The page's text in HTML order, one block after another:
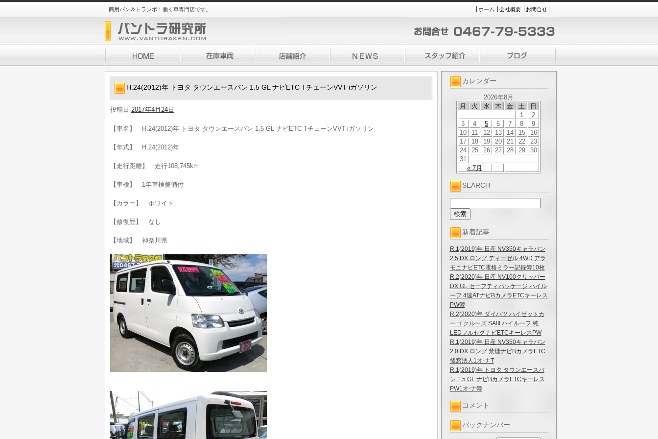
商用バン＆トランポ！働く車専門店です。 ホーム 会社概要 お問合せ
カレンダー
2026年8月
月
火 水 木 金 土 日
« 7月
1
2
3
4 5 6 7 8
9
10
11 12 13 14 15
16
17
18 19 20 21 22
23
24
25 26 27 28 29
30
31
SEARCH
新着記事
R.1(2019)年 日産 NV350キャラバン
2.5 DX ロング ディーゼル 4WD アラ
モニナビETC電格ミラー記録簿10枚
R.2(2020)年 日産 NV100クリッパー
DX GL セーフティパッケージ ハイル
ーフ 4速ATナビBカメラETCキーレス
PW簿
R.2(2020)年 ダイハツ ハイゼットカ
ーゴ クルーズ SAIII ハイルーフ 純
LEDフルセグナビETCキーレスPW
R.1(2019)年 日産 NV350キャラバン
2.0 DX ロング 禁煙ナビBカメラETC
後窓法人1オ-ナT
R.1(2019)年 トヨタ タウンエースバ
ン 1.5 GL ナビBカメラETCキーレス
PW1オ-ナ簿
コメント
バックナンバー
H.24(2012)年 トヨタ タウンエースバン 1.5 GL ナビETC TチェーンVVT-iガソリン
投稿日 2017年4月24日
【車名】 H.24(2012)年 トヨタ タウンエースバン 1.5 GL ナビETC TチェーンVVT-iガソリン
【年式】 H.24(2012)年
【走行距離】 走行108,745km
【車検】 1年車検整備付
【カラー】 ホワイト
【修復歴】 なし
【地域】 神奈川県